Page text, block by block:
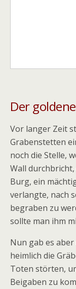
Der
Vor langer Zeit
Grabenstetten
noch die Stelle,
Wall
Burg, ein
verlangte, nach
begraben zu
sollte man ihm
Nun gab es
heimlich die
Toten störten,
Beigaben zu